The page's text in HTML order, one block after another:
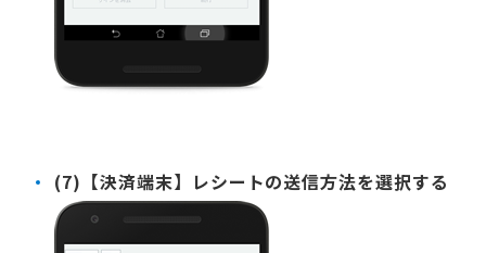
(7)【決済端末】レシートの送信方法を選択する